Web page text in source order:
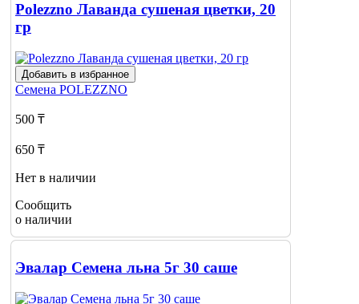
Polezzno Лаванда сушеная цветки, 20
гр
Добавить в избранное
Семена POLEZZNO
500 ₸
650 ₸
Нет в наличии
Сообщить
о наличии
Эвалар Семена льна 5г 30 саше